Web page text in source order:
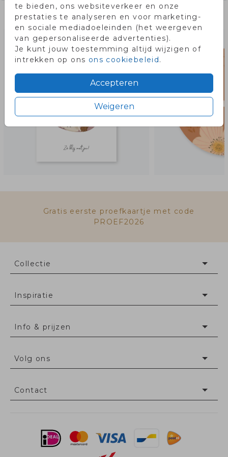
te bieden, ons websiteverkeer en onze
prestaties te analyseren en voor marketing-
en sociale mediadoeleinden (het weergeven
van gepersonaliseerde advertenties).
Je kunt jouw toestemming altijd wijzigen of
intrekken op ons ons cookiebeleid.
Accepteren
Weigeren
Misschien vind je dit ook leuk!
Gratis eerste proefkaartje met code
PROEF2026
Collectie
Inspiratie
Info & prijzen
Volg ons
Contact